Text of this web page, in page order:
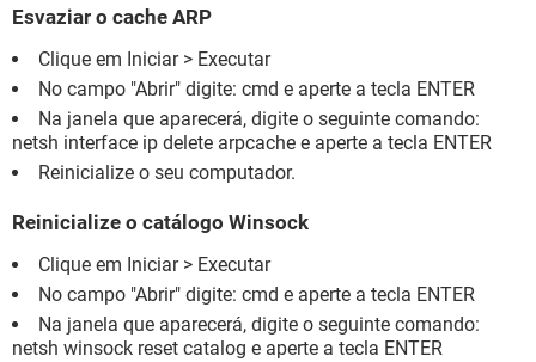
Esvaziar o cache ARP
Clique em Iniciar > Executar
No campo "Abrir" digite: cmd e aperte a tecla ENTER
Na janela que aparecerá, digite o seguinte comando:
netsh interface ip delete arpcache e aperte a tecla ENTER
Reinicialize o seu computador.
Reinicialize o catálogo Winsock
Clique em Iniciar > Executar
No campo "Abrir" digite: cmd e aperte a tecla ENTER
Na janela que aparecerá, digite o seguinte comando:
netsh winsock reset catalog e aperte a tecla ENTER